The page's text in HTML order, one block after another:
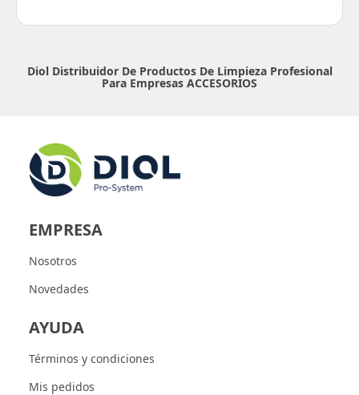
Diol Distribuidor De Productos De Limpieza Profesional
Para Empresas ACCESORIOS
EMPRESA
Nosotros
Novedades
AYUDA
Términos y condiciones
Mis pedidos